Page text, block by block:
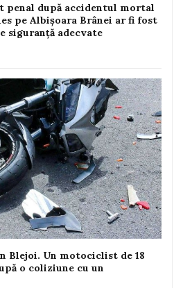
penal după accidentul mortal
pe Albișoara Brânei ar fi fost
siguranță adecvate
Blejoi. Un motociclist de 18
o coliziune cu un